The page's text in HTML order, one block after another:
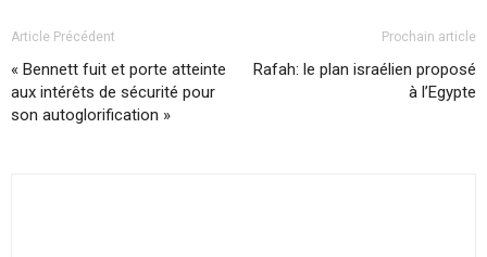
Article Précédent
« Bennett fuit et porte atteinte
aux intérêts de sécurité pour
son autoglorification »
Prochain article
Rafah: le plan israélien proposé
à l’Egypte